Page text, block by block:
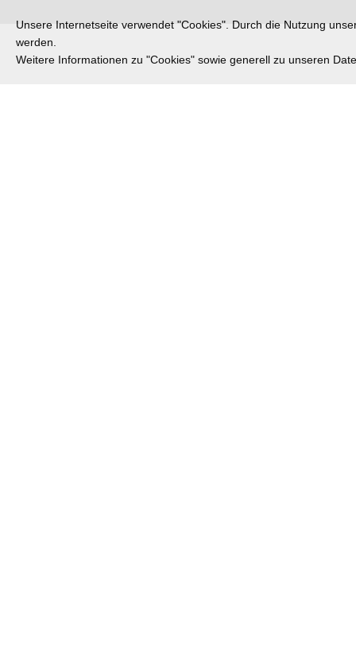
Unsere Internetseite verwendet "Cookies". Durch die Nutzung
werden.
Weitere Informationen zu "Cookies" sowie generell zu unseren